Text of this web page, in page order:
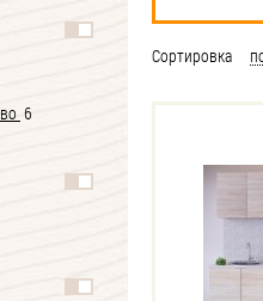
6
Сортировка